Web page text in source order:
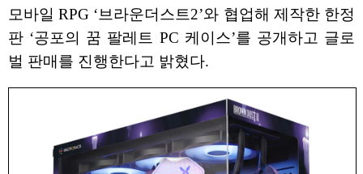
모바일 RPG ‘브라운더스트2’와 협업해 제작한 한정
판 ‘공포의 꿈 팔레트 PC 케이스’를 공개하고 글로
벌 판매를 진행한다고 밝혔다.